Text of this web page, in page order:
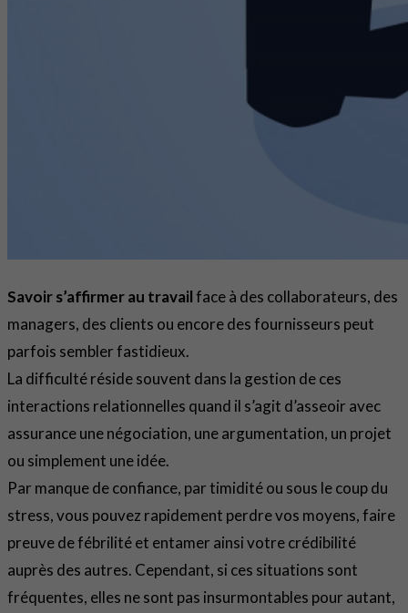
Savoir s’affirmer au travailface à des collaborateurs, des
managers, des clients ou encore des fournisseurs peut
parfois sembler fastidieux.
La difficulté réside souvent dans la gestion de ces
interactions relationnelles quand il s’agit d’asseoir avec
assurance une négociation, une argumentation, un projet
ou simplement une idée.
Par manque de confiance, par timidité ou sous le coup du
stress, vous pouvez rapidement perdre vos moyens, faire
preuve de fébrilité et entamer ainsi votre crédibilité
auprès des autres. Cependant, si ces situations sont
fréquentes, elles ne sont pas insurmontables pour autant,